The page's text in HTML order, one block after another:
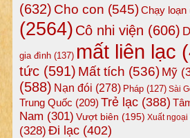
(632) Cho con (545)Chạy loạn
(2564) Cô nhi viện (606)
gia đình(137) mất liên lạc
tức(591) Mất tích (536) Mỹ
(588) Nạn đói (278) Pháp(127) Sài
Trung Quốc (209) Trẻ lạc(388)
Nam (301) Vượt biên (195) Xuất ngoại
(328) Đi lạc(402)